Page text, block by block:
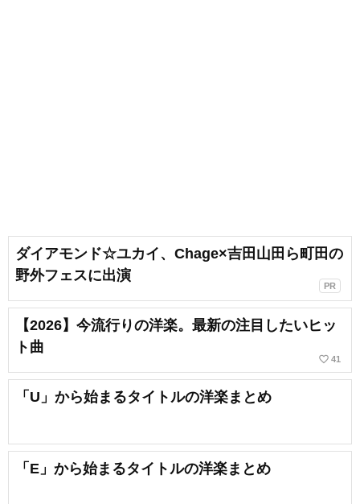
ダイアモンド☆ユカイ、Chage×吉田山田ら町田の
野外フェスに出演
PR
【2026】今流行りの洋楽。最新の注目したいヒッ
ト曲
favorite_border 41
「U」から始まるタイトルの洋楽まとめ
「E」から始まるタイトルの洋楽まとめ